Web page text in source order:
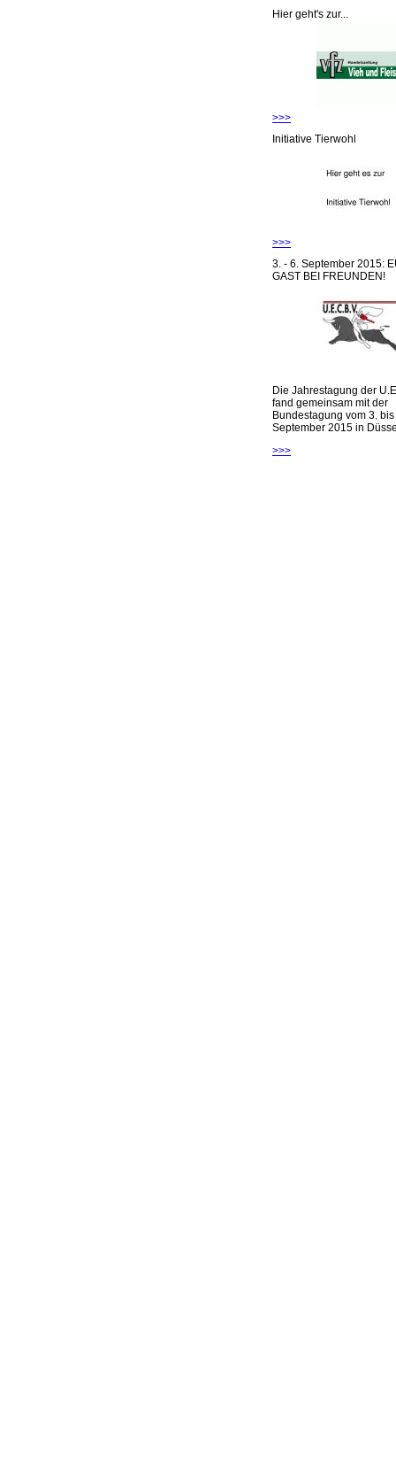
Hier geht's zur...
>>>
Initiative Tierwohl
>>>
3. - 6. September 2015:
GAST BEI FREUNDEN!
Die Jahrestagung der
fand gemeinsam mit der
Bundestagung vom 3. bis
September 2015 in
>>>